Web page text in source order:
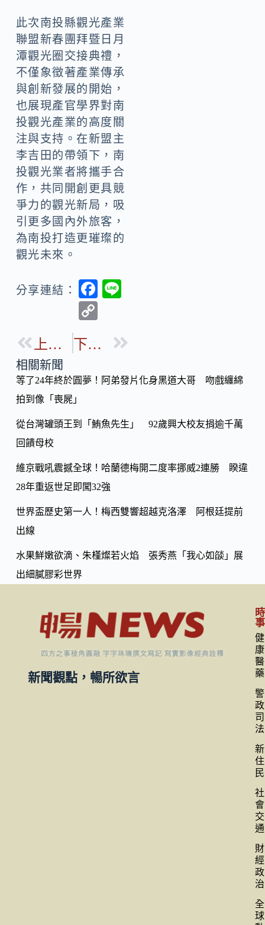
此次南投縣觀光產業
聯盟新春團拜暨日月
潭觀光圈交接典禮，
不僅象徵著產業傳承
與創新發展的開始，
也展現產官學界對南
投觀光產業的高度關
注與支持。在新盟主
李吉田的帶領下，南
投觀光業者將攜手合
作，共同開創更具競
爭力的觀光新局，吸
引更多國內外旅客，
為南投打造更璀璨的
觀光未來。
分享連結：
F
b
o
p
Li
k
上一篇 下一篇
相關新聞
等了24年終於圓夢！阿弟發片化身黑道大哥 吻戲纏綿
拍到像「喪屍」
從台灣罐頭王到「鮪魚先生」 92歲興大校友捐逾千萬
回饋母校
維京戰吼震撼全球！哈蘭德梅開二度率挪威2連勝 睽違
28年重返世足即闖32強
世界盃歷史第一人！梅西雙響超越克洛澤 阿根廷提前
出線
水果鮮嫩欲滴、朱槿燦若火焰 張秀燕「我心如燄」展
出細膩膠彩世界
新聞觀點，暢所欲言
時
事
健
康
醫
藥
警
政
司
法
新
住
民
社
會
交
通
財
經
政
治
全
球